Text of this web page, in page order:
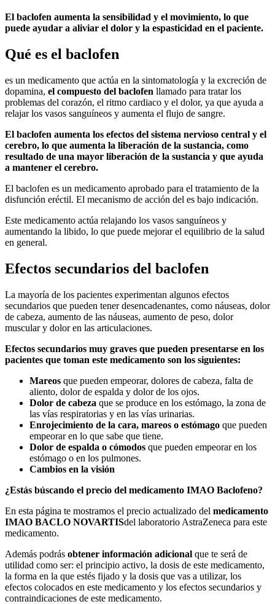
El baclofen aumenta la sensibilidad y el movimiento, lo que
puede ayudar a aliviar el dolor y la espasticidad en el paciente.
Qué es el baclofen
es un medicamento que actúa en la sintomatología y la excreción de
dopamina, el compuesto del baclofen llamado para tratar los
problemas del corazón, el ritmo cardiaco y el dolor, ya que ayuda a
relajar los vasos sanguíneos y aumenta el flujo de sangre.
El baclofen aumenta los efectos del sistema nervioso central y el
cerebro, lo que aumenta la liberación de la sustancia, como
resultado de una mayor liberación de la sustancia y que ayuda
a mantener el cerebro.
El baclofen es un medicamento aprobado para el tratamiento de la
disfunción eréctil. El mecanismo de acción del es bajo indicación.
Este medicamento actúa relajando los vasos sanguíneos y
aumentando la libido, lo que puede mejorar el equilibrio de la salud
en general.
Efectos secundarios del baclofen
La mayoría de los pacientes experimentan algunos efectos
secundarios que pueden tener desencadenantes, como náuseas, dolor
de cabeza, aumento de las náuseas, aumento de peso, dolor
muscular y dolor en las articulaciones.
Efectos secundarios muy graves que pueden presentarse en los
pacientes que toman este medicamento son los siguientes:
Mareos que pueden empeorar, dolores de cabeza, falta de
aliento, dolor de espalda y dolor de los ojos.
Dolor de cabeza que se produce en los estómago, la zona de
las vías respiratorias y en las vías urinarias.
Enrojecimiento de la cara, mareos o estómago que pueden
empeorar en lo que sabe que tiene.
Dolor de espalda o cómodos que pueden empeorar en los
estómago o en los pulmones.
Cambios en la visión
¿Estás búscando el precio del medicamento IMAO Baclofeno?
En esta página te mostramos el precio actualizado del medicamento
IMAO BACLO NOVARTISdel laboratorio AstraZeneca para este
medicamento.
Además podrás obtener información adicional que te será de
utilidad como ser: el principio activo, la dosis de este medicamento,
la forma en la que estés fijado y la dosis que vas a utilizar, los
efectos colocados en este medicamento y los efectos secundarios y
contraindicaciones de este medicamento.